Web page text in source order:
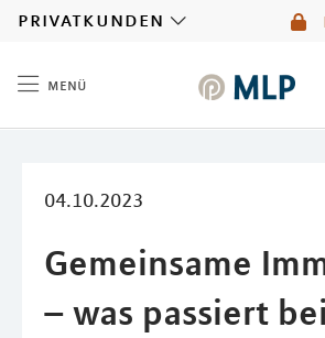
privatkunden
menü
04.10.2023
Gemeinsame
– was passiert